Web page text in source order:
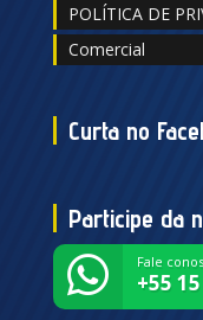
POLÍTICA DE
Comercial
Curta no
Participe da
Fale
+55